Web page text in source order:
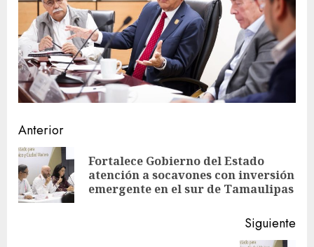
Sigue
leyendo
Anterior
Fortalece Gobierno del Estado
atención a socavones con inversión
emergente en el sur de Tamaulipas
Siguiente